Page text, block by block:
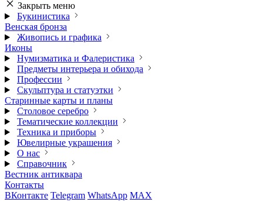
Закрыть меню
Букинистика
Венская бронза
Живопись и графика
Иконы
Нумизматика и Фалеристика
Предметы интерьера и обихода
Профессии
Скульптура и статуэтки
Старинные карты и планы
Столовое серебро
Тематические коллекции
Техника и приборы
Ювелирные украшения
О нас
Справочник
Вестник антиквара
Контакты
ВКонтакте Telegram WhatsApp MAX